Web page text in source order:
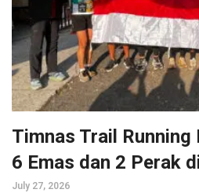
Timnas Trail Running
6 Emas dan 2 Perak
July 27, 2026